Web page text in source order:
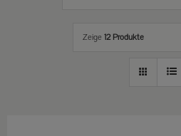
Zeige 12 Produkte